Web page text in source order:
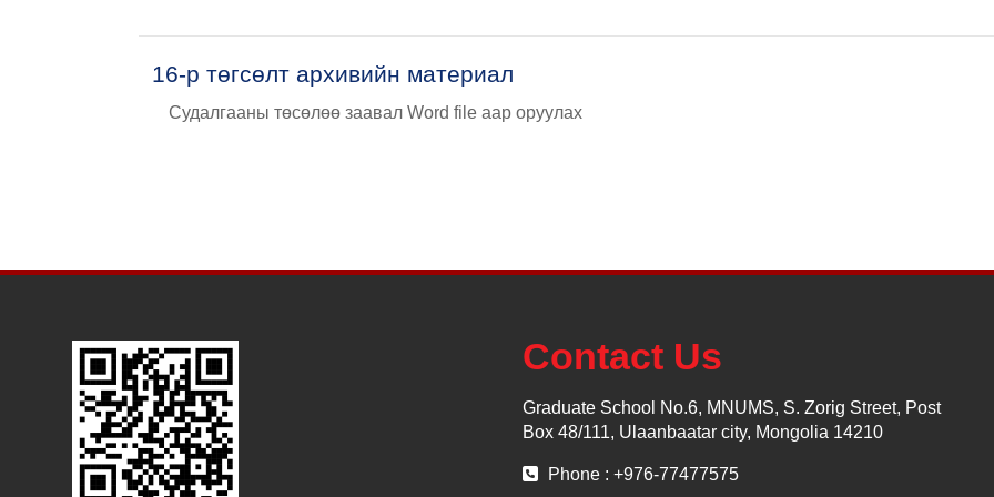
16-р төгсөлт архивийн материал
Судалгааны төсөлөө заавал Word file аар оруулах
Contact Us
Graduate School No.6, MNUMS, S. Zorig Street, Post
Box 48/111, Ulaanbaatar city, Mongolia 14210
Phone : +976-77477575